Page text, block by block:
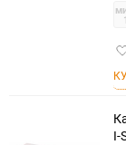
1
I-